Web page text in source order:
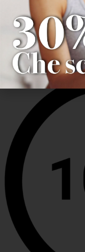
Pelle disidratata
Risultati visibili